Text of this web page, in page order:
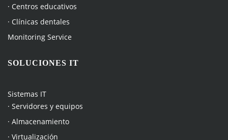
· Centros educativos
· Clínicas dentales
Monitoring Service
SOLUCIONES IT
Sistemas IT
· Servidores y equipos
· Almacenamiento
· Virtualización